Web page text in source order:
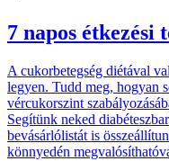
7 napos étkezési
A cukorbetegség diétával
legyen. Tudd meg, hogyan
vércukorszint
Segítünk neked
bevásárlólistát is
könnyedén